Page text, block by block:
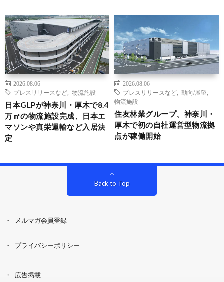
2026.08.06
プレスリリースなど
物流施設
日本GLPが神奈川・厚木で8.4
万㎡の物流施設完成、日本エ
マソンや真栄運輸など入居決
定
2026.08.06
プレスリリースなど
動向/展望
物流施設
住友林業グループ、神奈川・
厚木で初の自社運営型物流拠
点が稼働開始
Back to Top
メルマガ会員登録
プライバシーポリシー
広告掲載